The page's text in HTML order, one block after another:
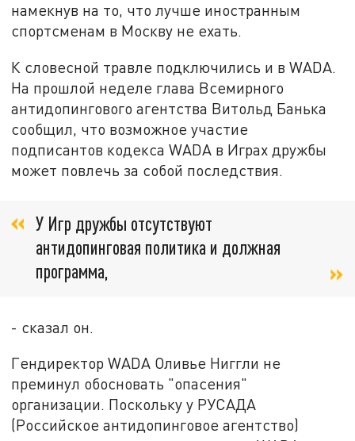
намекнув на то, что лучше иностранным
спортсменам в Москву не ехать.
К словесной травле подключились и в WADA.
На прошлой неделе глава Всемирного
антидопингового агентства Витольд Банька
сообщил, что возможное участие
подписантов кодекса WADA в Играх дружбы
может повлечь за собой последствия.
У Игр дружбы отсутствуют
антидопинговая политика и должная
программа,
- сказал он.
Гендиректор WADA Оливье Ниггли не
преминул обосновать "опасения"
организации. Поскольку у РУСАДА
(Российское антидопинговое агентство)